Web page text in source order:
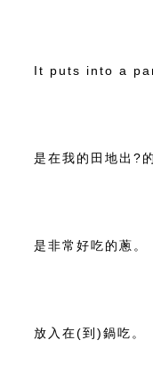
It puts into a
是在我的田地出?
是非常好吃的蔥。
放入在(到)鍋吃。